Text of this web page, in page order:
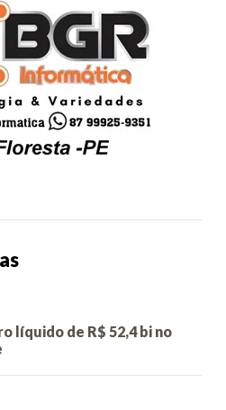
líquido de R$ 52,4 bi no